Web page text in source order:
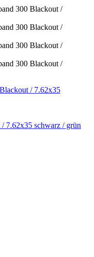
7.62x35 schwarz / grün